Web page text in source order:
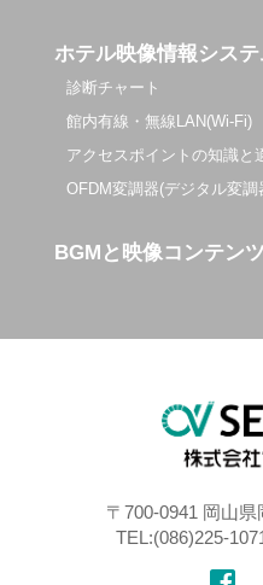
ホテル映像情報シス
診断チャート
館内有線・無線LAN(Wi-Fi)
アクセスポイントの知識と
OFDM変調器(デジタル変調
BGMと映像コンテンツ
〒700-0941 岡山
TEL:(086)225-